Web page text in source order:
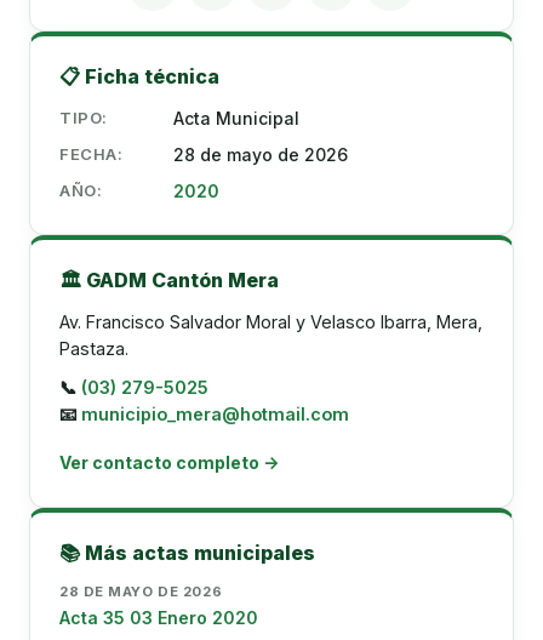
📋 Ficha técnica
TIPO: Acta Municipal
FECHA: 28 de mayo de 2026
AÑO: 2020
🏛️ GADM Cantón Mera
Av. Francisco Salvador Moral y Velasco Ibarra, Mera,
Pastaza.
📞 (03) 279-5025
📧 municipio_mera@hotmail.com
Ver contacto completo →
📚 Más actas municipales
28 DE MAYO DE 2026
Acta 35 03 Enero 2020